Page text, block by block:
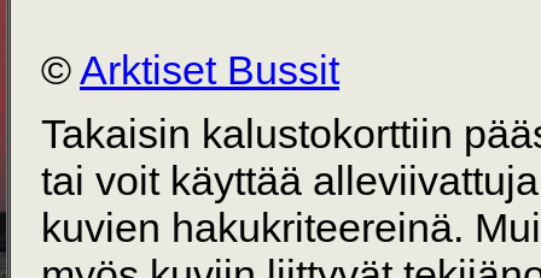
©Arktiset Bussit
Takaisin kalustokorttiin
tai voit käyttää
kuvien hakukriteereinä.